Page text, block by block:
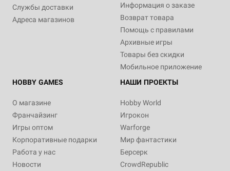
Службы доставки
Адреса магазинов
Информация о заказе
Возврат товара
Помощь с правилами
Архивные игры
Товары без скидки
Мобильное приложение
HOBBY GAMES
О магазине
Франчайзинг
Игры оптом
Корпоративные подарки
Работа у нас
Новости
НАШИ ПРОЕКТЫ
Hobby World
Игрокон
Warforge
Мир фантастики
Берсерк
CrowdRepublic